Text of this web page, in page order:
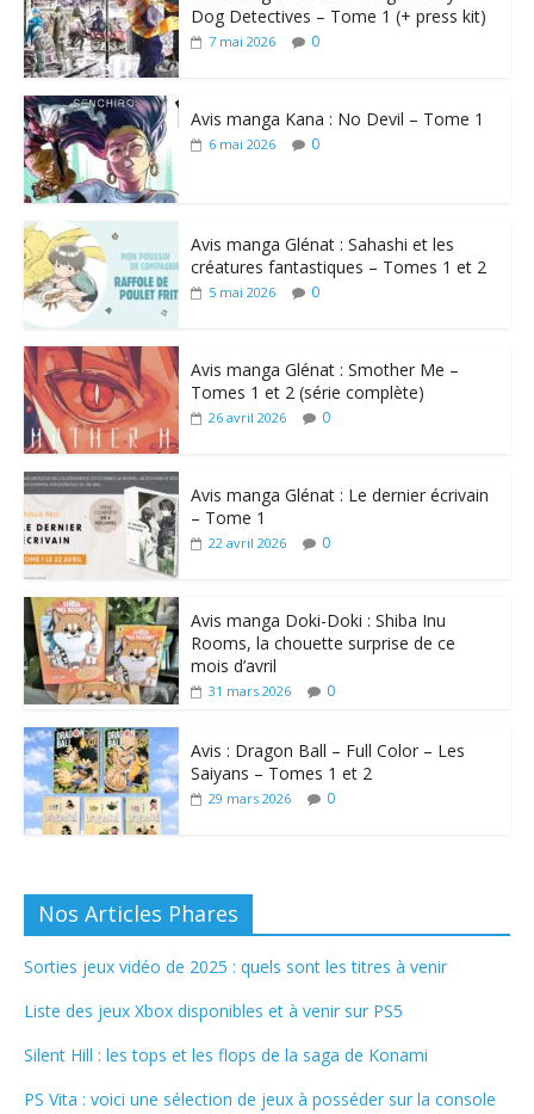
Dog Detectives – Tome 1 (+ press kit)
7 mai 2026 0
Avis manga Kana : No Devil – Tome 1
6 mai 2026 0
Avis manga Glénat : Sahashi et les
créatures fantastiques – Tomes 1 et 2
5 mai 2026 0
Avis manga Glénat : Smother Me –
Tomes 1 et 2 (série complète)
26 avril 2026 0
Avis manga Glénat : Le dernier écrivain
– Tome 1
22 avril 2026 0
Avis manga Doki-Doki : Shiba Inu
Rooms, la chouette surprise de ce
mois d’avril
31 mars 2026 0
Avis : Dragon Ball – Full Color – Les
Saiyans – Tomes 1 et 2
29 mars 2026 0
Nos Articles Phares
Sorties jeux vidéo de 2025 : quels sont les titres à venir
Liste des jeux Xbox disponibles et à venir sur PS5
Silent Hill : les tops et les flops de la saga de Konami
PS Vita : voici une sélection de jeux à posséder sur la console